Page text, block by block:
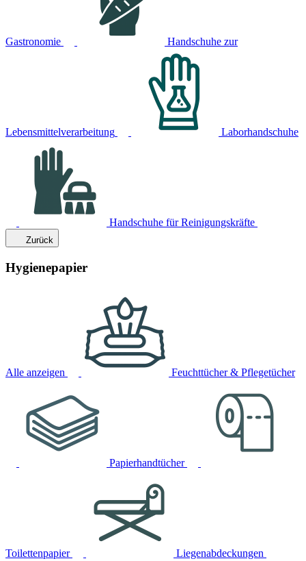
Gastronomie Handschuhe zur
Lebensmittelverarbeitung Laborhandschuhe
Handschuhe für Reinigungskräfte
Zurück
Hygienepapier
Alle anzeigen Feuchttücher & Pflegetücher
Papierhandtücher
Toilettenpapier Liegenabdeckungen